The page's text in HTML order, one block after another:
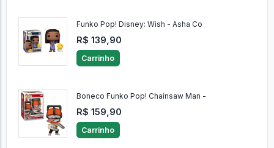
Funko Pop! Disney: Wish - Asha Co
R$ 139,90
Carrinho
Boneco Funko Pop! Chainsaw Man -
R$ 159,90
Carrinho